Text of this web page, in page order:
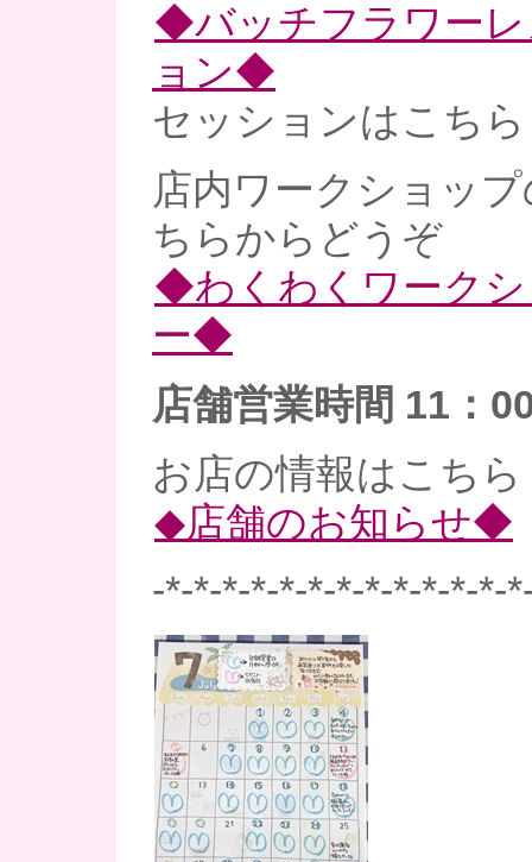
◆バッチフラワー
ョン◆
セッションはこちら
店内ワークショッ
ちらからどうぞ
◆わくわくワーク
ー◆
店舗営業時間 11：
お店の情報はこちら
◆店舗のお知らせ◆
-*-*-*-*-*-*-*-*-*-*-*-*-